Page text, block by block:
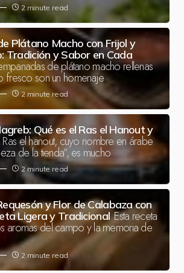
2 minute read
Plátano Macho con Frijol y
Tradición y Sabor en Cada
de plátano macho rellenas
fresco son un homenaje
2 minute read
Qué es el Ras el Hanout y
Ras el hanout, cuyo nombre en árabe
de la tienda”, es mucho
2 minute read
y Flor de Calabaza con
Ligera y Tradicional Esta receta
aromas del campo y la memoria de
2 minute read